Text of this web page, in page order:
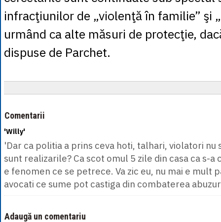
infracţiunilor de „violenţă în familie” şi
urmând ca alte măsuri de protecţie,
dispuse de Parchet.
Comentarii
'Willy'
'Dar ca politia a prins ceva hoti, talhari, violatori nu
sunt realizarile? Ca scot omul 5 zile din casa ca s-a
e fenomen ce se petrece. Va zic eu, nu mai e mult
avocati ce sume pot castiga din combaterea
Adaugă un comentariu